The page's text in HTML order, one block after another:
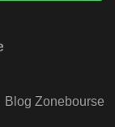
Blog Zonebourse